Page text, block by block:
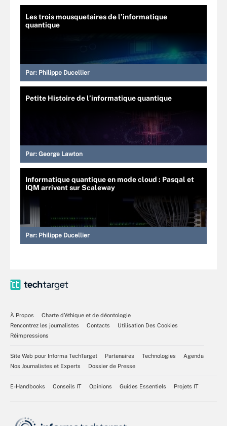
Les trois mousquetaires de l’informatique
quantique
Par: Philippe Ducellier
Petite Histoire de l’informatique quantique
Par: George Lawton
Informatique quantique en mode cloud : Pasqal et
IQM arrivent sur Scaleway
Par: Philippe Ducellier
À Propos
Charte d’éthique et de déontologie
Rencontrez les journalistes
Contacts
Utilisation Des Cookies
Réimpressions
Site Web pour Informa TechTarget Partenaires Technologies
Agenda
Nos Journalistes et Experts
Dossier de Presse
E-Handbooks Conseils IT Opinions Guides Essentiels Projets IT